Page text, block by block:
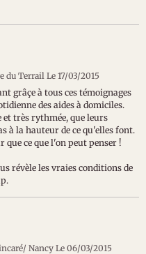
du Terrail Le 17/03/2015
grâçe à tous ces témoignages
des aides à domiciles.
et très rythmée, que leurs
à la hauteur de ce qu'elles font.
que ce que l'on peut penser !
révèle les vraies conditions de
Nancy Le 06/03/2015